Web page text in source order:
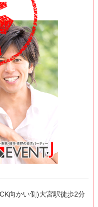
向かい側)大宮駅徒歩2分